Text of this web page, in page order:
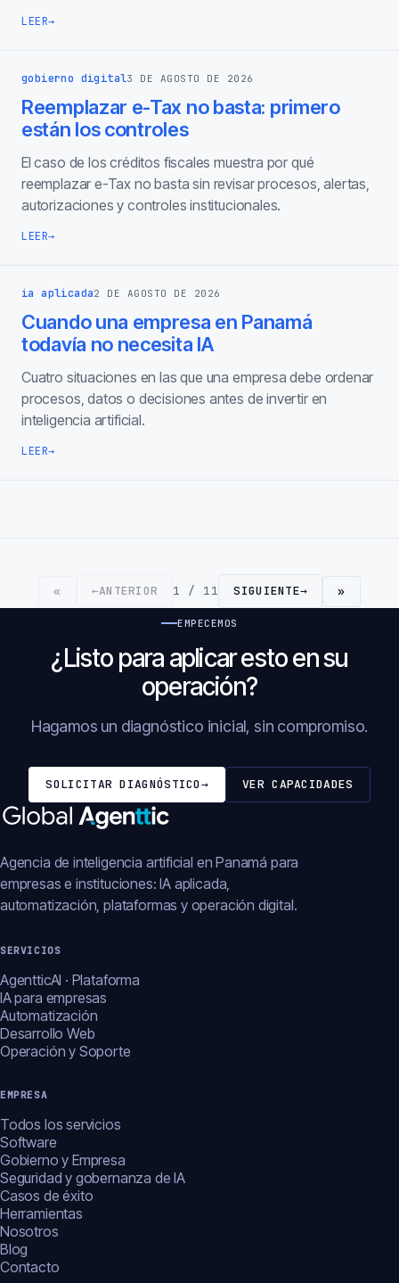
LEER→
gobierno digital3 DE AGOSTO DE 2026
Reemplazar e-Tax no basta: primero
están los controles
El caso de los créditos fiscales muestra por qué
reemplazar e-Tax no basta sin revisar procesos, alertas,
autorizaciones y controles institucionales.
LEER→
ia aplicada2 DE AGOSTO DE 2026
Cuando una empresa en Panamá
todavía no necesita IA
Cuatro situaciones en las que una empresa debe ordenar
procesos, datos o decisiones antes de invertir en
inteligencia artificial.
LEER→
« ←ANTERIOR 1 / 11 SIGUIENTE→ »
EMPECEMOS
¿Listo para aplicar esto en su
operación?
Hagamos un diagnóstico inicial, sin compromiso.
SOLICITAR DIAGNÓSTICO→ VER CAPACIDADES
Agencia de inteligencia artificial en Panamá para
empresas e instituciones: IA aplicada,
automatización, plataformas y operación digital.
SERVICIOS
AgentticAI · Plataforma
IA para empresas
Automatización
Desarrollo Web
Operación y Soporte
EMPRESA
Todos los servicios
Software
Gobierno y Empresa
Seguridad y gobernanza de IA
Casos de éxito
Herramientas
Nosotros
Blog
Contacto